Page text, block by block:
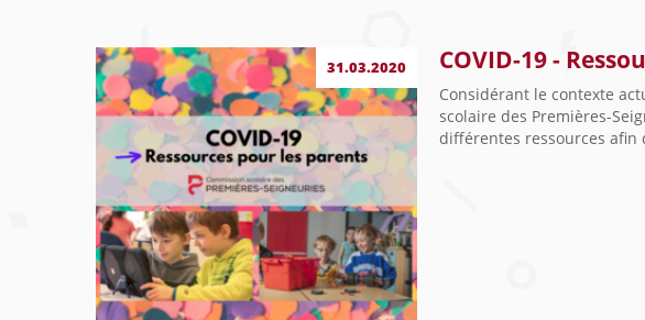
31.03.2020 COVID-19 -
Considérant le contexte
scolaire des Premières-
différentes ressources afin